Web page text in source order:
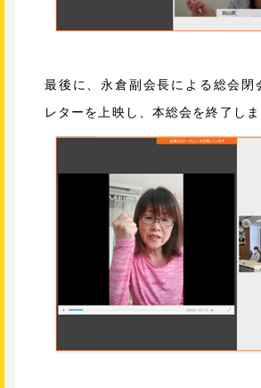
最後に、永倉副会長による総会閉
レターを上映し、本総会を終了しま